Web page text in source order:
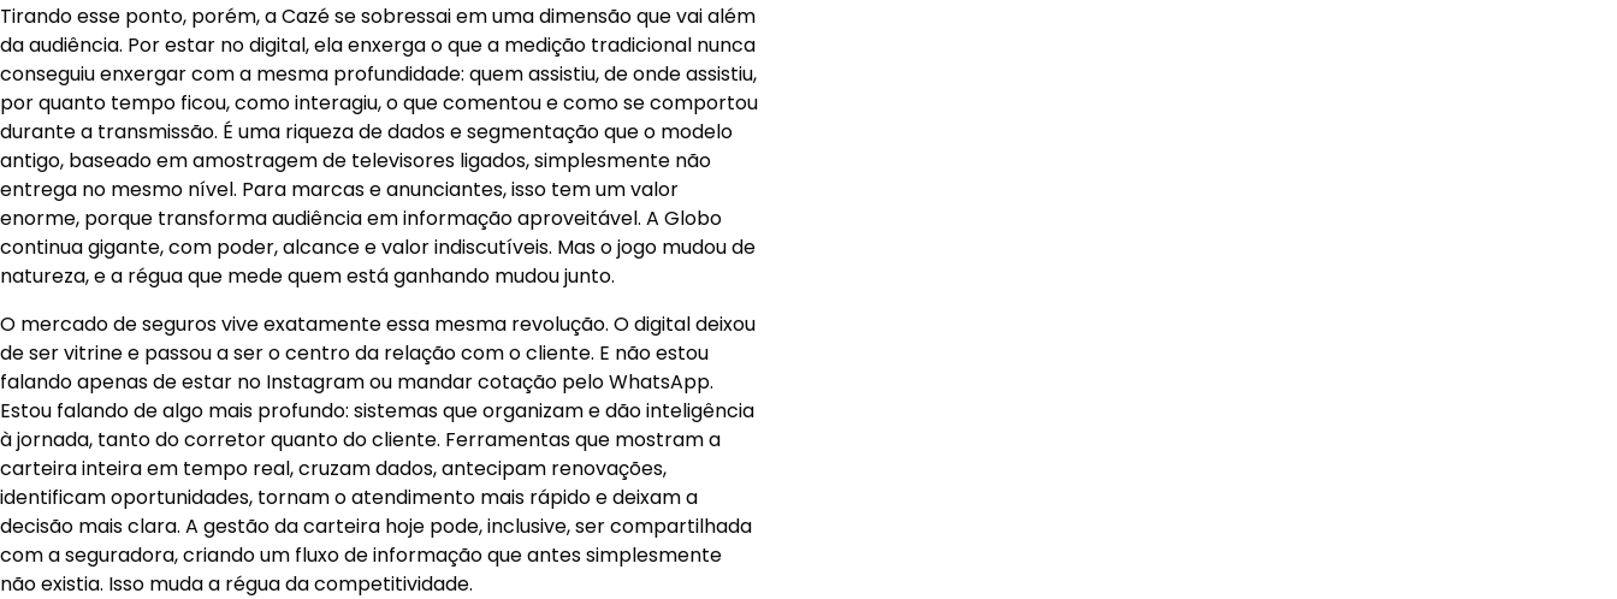
Tirando esse ponto, porém, a Cazé se sobressai em uma dimensão que vai além
da audiência. Por estar no digital, ela enxerga o que a medição tradicional nunca
conseguiu enxergar com a mesma profundidade: quem assistiu, de onde assistiu,
por quanto tempo ficou, como interagiu, o que comentou e como se comportou
durante a transmissão. É uma riqueza de dados e segmentação que o modelo
antigo, baseado em amostragem de televisores ligados, simplesmente não
entrega no mesmo nível. Para marcas e anunciantes, isso tem um valor
enorme, porque transforma audiência em informação aproveitável. A Globo
continua gigante, com poder, alcance e valor indiscutíveis. Mas o jogo mudou de
natureza, e a régua que mede quem está ganhando mudou junto.
O mercado de seguros vive exatamente essa mesma revolução. O digital deixou
de ser vitrine e passou a ser o centro da relação com o cliente. E não estou
falando apenas de estar no Instagram ou mandar cotação pelo WhatsApp.
Estou falando de algo mais profundo: sistemas que organizam e dão inteligência
à jornada, tanto do corretor quanto do cliente. Ferramentas que mostram a
carteira inteira em tempo real, cruzam dados, antecipam renovações,
identificam oportunidades, tornam o atendimento mais rápido e deixam a
decisão mais clara. A gestão da carteira hoje pode, inclusive, ser compartilhada
com a seguradora, criando um fluxo de informação que antes simplesmente
não existia. Isso muda a régua da competitividade.